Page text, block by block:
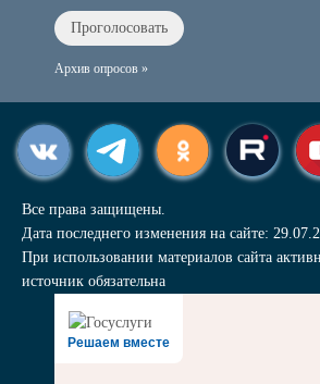
Архив опросов »
Все права защищены.
Дата последнего изменения на сайте:
При использовании материалов сайта
источник обязательна
Решаем вместе